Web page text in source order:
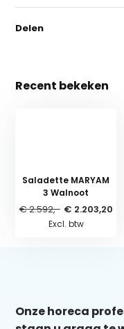
Delen
Recent bekeken
Saladette MARYAM
3 Walnoot
€ 2.592,- € 2.203,20
Excl. btw
Onze horeca